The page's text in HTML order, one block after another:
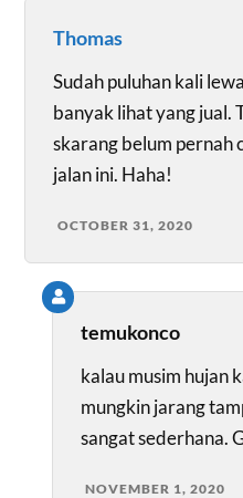
Thomas
Sudah puluhan kali
banyak lihat yang jual.
skarang belum pernah
jalan ini. Haha!
OCTOBER 31, 2020
temukonco
kalau musim hujan
mungkin jarang
sangat sederhana.
NOVEMBER 1, 2020